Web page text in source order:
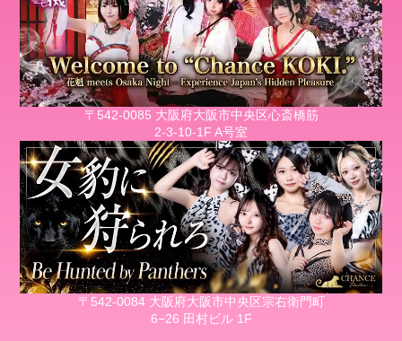
〒542-0085 大阪府大阪市中央区心斎橋筋
2-3-10-1F A号室
〒542-0084 大阪府大阪市中央区宗右衛門町
6−26 田村ビル 1F